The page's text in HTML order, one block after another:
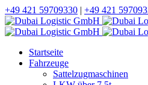
+49 421 59709330 | +49 421
Startseite
Fahrzeuge
Sattelzugmaschinen